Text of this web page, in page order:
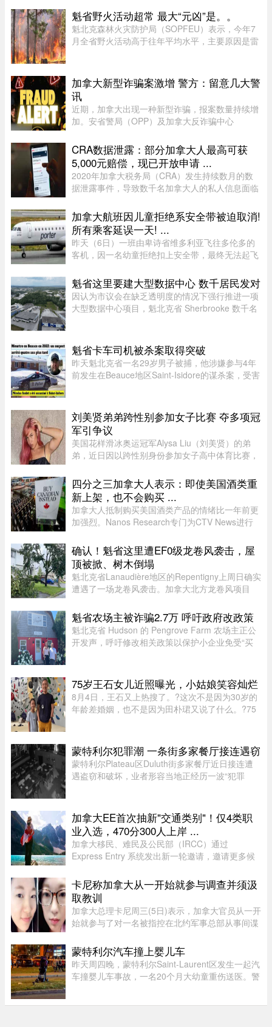
魁省野火活动超常 最大“元凶”是。。
魁北克森林火灾防护局（SOPFEU）表示，今年7
月全省野火活动高于往年平均水平，主要原因是雷
均为66起火灾，受影响面积约111 ...
加拿大新型诈骗案激增 警方：留意几大警
讯
近期，加拿大出现一种新型诈骗，报案数量持续增
加。安省警局（OPP）及加拿大反诈骗中心
府机构，已针对这类手法日益复杂的骗局发出警
告。加拿大四大电信公司——罗渣士 ...
CRA数据泄露：部分加拿大人最高可获
5,000元赔偿，现已开放申请 ...
2020年加拿大税务局（CRA）发生持续数月的数
据泄露事件，导致数千名加拿大人的私人信息面临
经可以申请赔偿。 ...
加拿大航班因儿童拒绝系安全带被迫取消!
所有乘客延误一天! ...
昨天（6日）一班由卑诗省维多利亚飞往多伦多的
客机，因一名幼童拒绝扣上安全带，最终无法起飞
晚，至周五才能离开。据CTV报道，波特航空
（Porter Airlines）发言人表示 ...
魁省这里要建大型数据中心 数千居民发对
因认为市议会在缺乏透明度的情况下强行推进一项
大型数据中心项目，魁北克省 Sherbrooke 数千名
估并举行公开辩论，同时对 ...
魁省卡车司机被杀案取得突破
昨天魁北克省一名29岁男子被捕，他涉嫌参与4年
前发生在Beauce地区Saint-Isidore的谋杀案，受害
人étienne Gourde。Gourde将在 ...
刘美贤弟弟跨性别参加女子比赛 夺多项冠
军引争议
美国花样滑冰奥运冠军Alysa Liu（刘美贤）的弟
弟，近日因以跨性别身份参加女子高中体育比赛，
Joshua，后来认同为女性，并开始代表加州高中参
加女子体育赛事。自2025 ...
四分之三加拿大人表示：即使美国酒类重
新上架，也不会购买 ...
加拿大人抵制购买美国酒类产品的情绪比一年前更
加强烈。Nanos Research专门为CTV News进行
大人表示，即使美国酒类重新摆上货架，他们也不
太可能购买。 ...
确认！魁省这里遭EF0级龙卷风袭击，屋
顶被掀、树木倒塌
魁北克省Lanaudière地区的Repentigny上周日确实
遭遇了一场龙卷风袭击。加拿大北方龙卷风项目
认，当天形成的是一场EF0级龙卷风。报告指出，
这场龙卷风是在一个弱超级单体 ...
魁省农场主被诈骗2.7万 呼吁政府改政策
魁北克省 Hudson 的 Pengrove Farm 农场主正公
开发声，呼吁修改相关政策以保护小企业免受“买
Cosgrove 和 Matt Penney 夫 ...
75岁王石女儿近照曝光，小姑娘笑容灿烂
8月4日，王石又上热搜了。?这次不是因为30岁的
年龄差婚姻，也不是因为田朴珺又说了什么。?75
都穿着攀岩装备，在岩壁上 ...
蒙特利尔犯罪潮 一条街多家餐厅接连遇窃
蒙特利尔Plateau区Duluth街多家餐厅近日接连遭
遇盗窃和破坏，业者形容当地正经历一波“犯罪
过程，损失及维修费用约7000 ...
加拿大EE首次抽新"交通类别"！仅4类职
业入选，470分300人上岸 ...
加拿大移民、难民及公民部（IRCC）通过
Express Entry 系统发出新一轮邀请，邀请更多候
Andre Furtado在本次抽选中，移民部针对全新的
交通类别（Transport category）发出 ...
卡尼称加拿大从一开始就参与调查并须汲
取教训
加拿大总理卡尼周三(5日)表示，加拿大官员从一开
始就参与了对一名被指控在北约军事总部从事间谍
道，卡尼表示加拿大应该从这类事件中汲取教训，
但并未明确表示加拿大正在 ...
蒙特利尔汽车撞上婴儿车
昨天周四晚，蒙特利尔Saint-Laurent区发生一起汽
车撞婴儿车事故，一名20个月大幼童重伤送医。警